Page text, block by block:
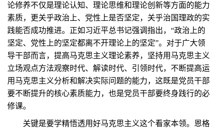
论修养不仅是理论认知、理论思维和理论创新等方面的能力
素质，更关乎政治上、党性上是否坚定，关乎治国理政的实
践能否成功推进。正如习近平总书记强调指出，“政治上的
坚定、党性上的坚定都离不开理论上的坚定”。对于广大领
导干部而言，提高马克思主义理论素养，坚持用马克思主义
立场观点方法观察时代、解读时代、引领时代，不断提高运
用马克思主义分析和解决实际问题的能力，这既是党员干部
要不断提升的核心素质能力，也是党员干部要终身践行的必
修课。
关键是要学精悟透用好马克思主义这个看家本领。恩格